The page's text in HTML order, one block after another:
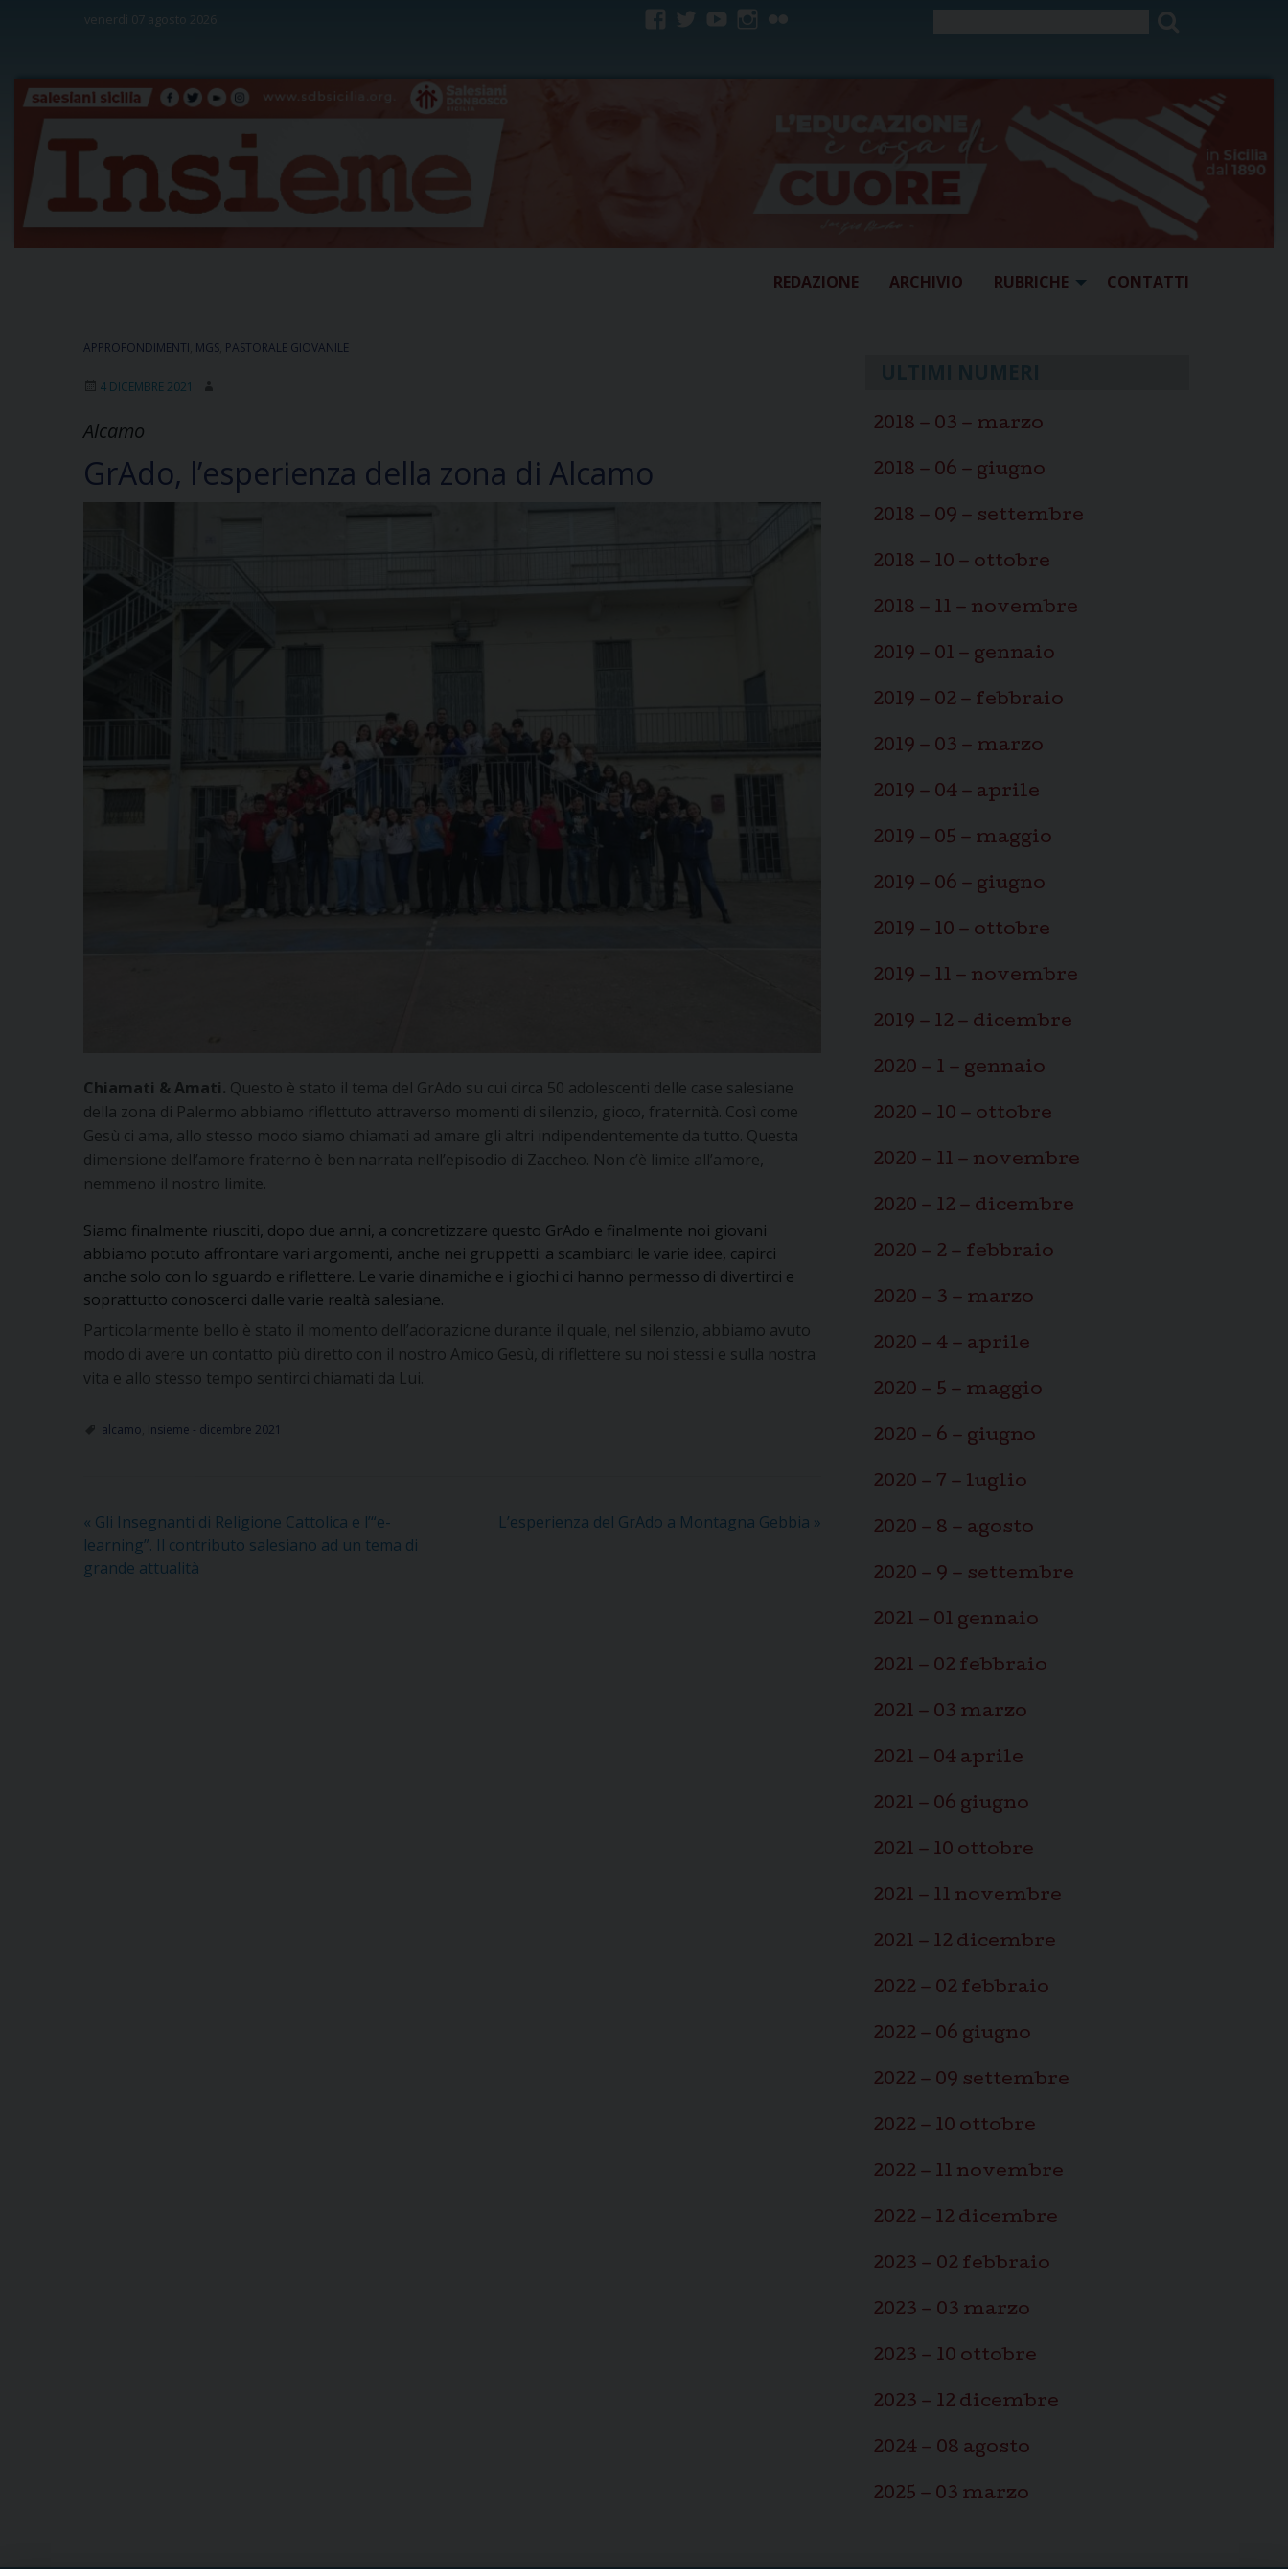
venerdì 07 agosto 2026
REDAZIONE ARCHIVIO RUBRICHE CONTATTI
APPROFONDIMENTI MGS PASTORALE GIOVANILE
4 DICEMBRE 2021
Alcamo
GrAdo, l’esperienza della zona di Alcamo
Chiamati & Amati. Questo è stato il tema del GrAdo su cui circa 50 adolescenti delle case salesiane
della zona di Palermo abbiamo riflettuto attraverso momenti di silenzio, gioco, fraternità. Così come
Gesù ci ama, allo stesso modo siamo chiamati ad amare gli altri indipendentemente da tutto. Questa
dimensione dell’amore fraterno è ben narrata nell’episodio di Zaccheo. Non c’è limite all’amore,
nemmeno il nostro limite.
Siamo finalmente riusciti, dopo due anni, a concretizzare questo GrAdo e finalmente noi giovani
abbiamo potuto affrontare vari argomenti, anche nei gruppetti: a scambiarci le varie idee, capirci
anche solo con lo sguardo e riflettere. Le varie dinamiche e i giochi ci hanno permesso di divertirci e
soprattutto conoscerci dalle varie realtà salesiane.
Particolarmente bello è stato il momento dell’adorazione durante il quale, nel silenzio, abbiamo avuto
modo di avere un contatto più diretto con il nostro Amico Gesù, di riflettere su noi stessi e sulla nostra
vita e allo stesso tempo sentirci chiamati da Lui.
alcamo Insieme - dicembre 2021
« Gli Insegnanti di Religione Cattolica e l’“e-
learning”. Il contributo salesiano ad un tema di
grande attualità
L’esperienza del GrAdo a Montagna Gebbia »
2018 – 03 – marzo
2018 – 06 – giugno
2018 – 09 – settembre
2018 – 10 – ottobre
2018 – 11 – novembre
2019 – 01 – gennaio
2019 – 02 – febbraio
2019 – 03 – marzo
2019 – 04 – aprile
2019 – 05 – maggio
2019 – 06 – giugno
2019 – 10 – ottobre
2019 – 11 – novembre
2019 – 12 – dicembre
2020 – 1 – gennaio
2020 – 10 – ottobre
2020 – 11 – novembre
2020 – 12 – dicembre
2020 – 2 – febbraio
2020 – 3 – marzo
2020 – 4 – aprile
2020 – 5 – maggio
2020 – 6 – giugno
2020 – 7 – luglio
2020 – 8 – agosto
2020 – 9 – settembre
2021 – 01 gennaio
2021 – 02 febbraio
2021 – 03 marzo
2021 – 04 aprile
2021 – 06 giugno
2021 – 10 ottobre
2021 – 11 novembre
2021 – 12 dicembre
2022 – 02 febbraio
2022 – 06 giugno
2022 – 09 settembre
2022 – 10 ottobre
2022 – 11 novembre
2022 – 12 dicembre
2023 – 02 febbraio
2023 – 03 marzo
2023 – 10 ottobre
2023 – 12 dicembre
2024 – 08 agosto
2025 – 03 marzo